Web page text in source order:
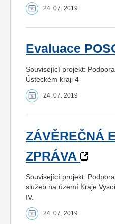
24. 07. 2019
Evaluace
Související projekt:
Ústeckém kraji 4
24. 07. 2019
ZÁVĚREČNÁ
ZPRÁVA
Související projekt:
služeb na území Kraje
IV.
24. 07. 2019